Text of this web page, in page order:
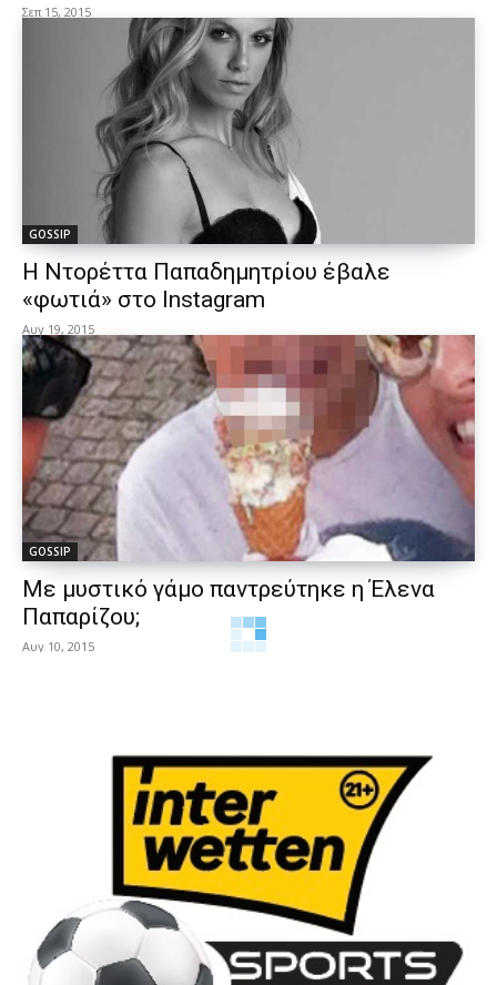
Σεπ 15, 2015
GOSSIP
Η Ντορέττα Παπαδημητρίου έβαλε
«φωτιά» στο Instagram
Αυγ 19, 2015
GOSSIP
Με μυστικό γάμο παντρεύτηκε η Έλενα
Παπαρίζου;
Αυγ 10, 2015